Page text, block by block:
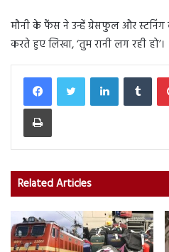
मौनी के फैंस ने उन्हें ग्रेसफुल और
करते हुए लिखा, ‘तुम रानी लग रही हो’।
LinkedIn
Print
Related Articles